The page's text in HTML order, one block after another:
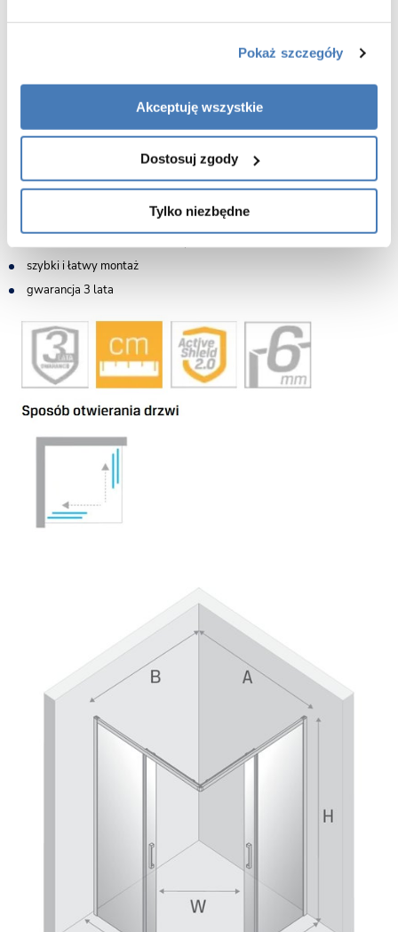
Pokaż szczegóły
Akceptuję wszystkie
Dostosuj zgody
Tylko niezbędne
wymiary: 80 lewy bok x 110 prawy bok x 200 cm
powłoka Active Shield 2.0 zapobiegająca osadzaniu kamienia
najwyższej jakości rolki gwarantujące cichą i bezawaryjną pracę drzwi
podwójne górne rolki z regulacją drzwi
praktyczny uchwyt drzwi
szybki i łatwy montaż
gwarancja 3 lata